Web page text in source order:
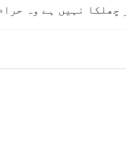
چھلکا نہیں ہے وہ